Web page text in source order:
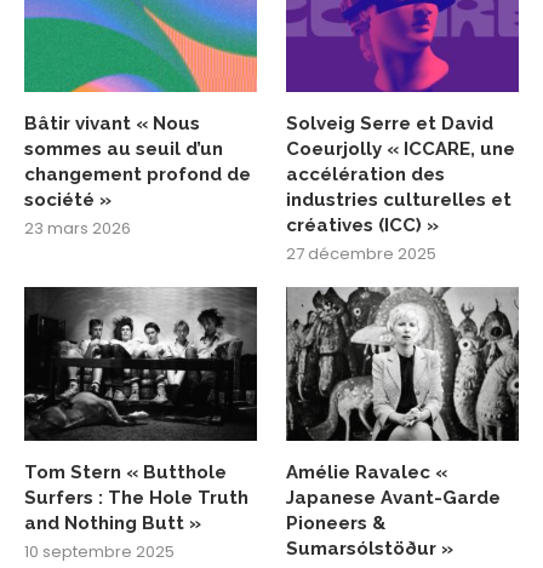
Bâtir vivant « Nous
sommes au seuil d’un
changement profond de
société »
23 mars 2026
Solveig Serre et David
Coeurjolly « ICCARE, une
accélération des
industries culturelles et
créatives (ICC) »
27 décembre 2025
Tom Stern « Butthole
Surfers : The Hole Truth
and Nothing Butt »
10 septembre 2025
Amélie Ravalec «
Japanese Avant-Garde
Pioneers &
Sumarsólstöður »